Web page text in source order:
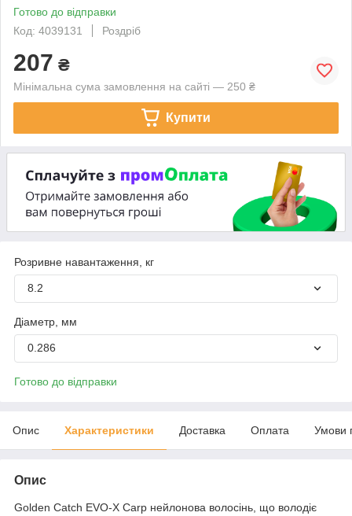
Готово до відправки
Код: 4039131
Роздріб
207 ₴
Мінімальна сума замовлення на сайті — 250 ₴
Купити
Розривне навантаження, кг
8.2
Діаметр, мм
0.286
Готово до відправки
Опис Характеристики Доставка Оплата Умови
Опис
Golden Catch EVO-X Carp нейлонова волосінь, що володіє